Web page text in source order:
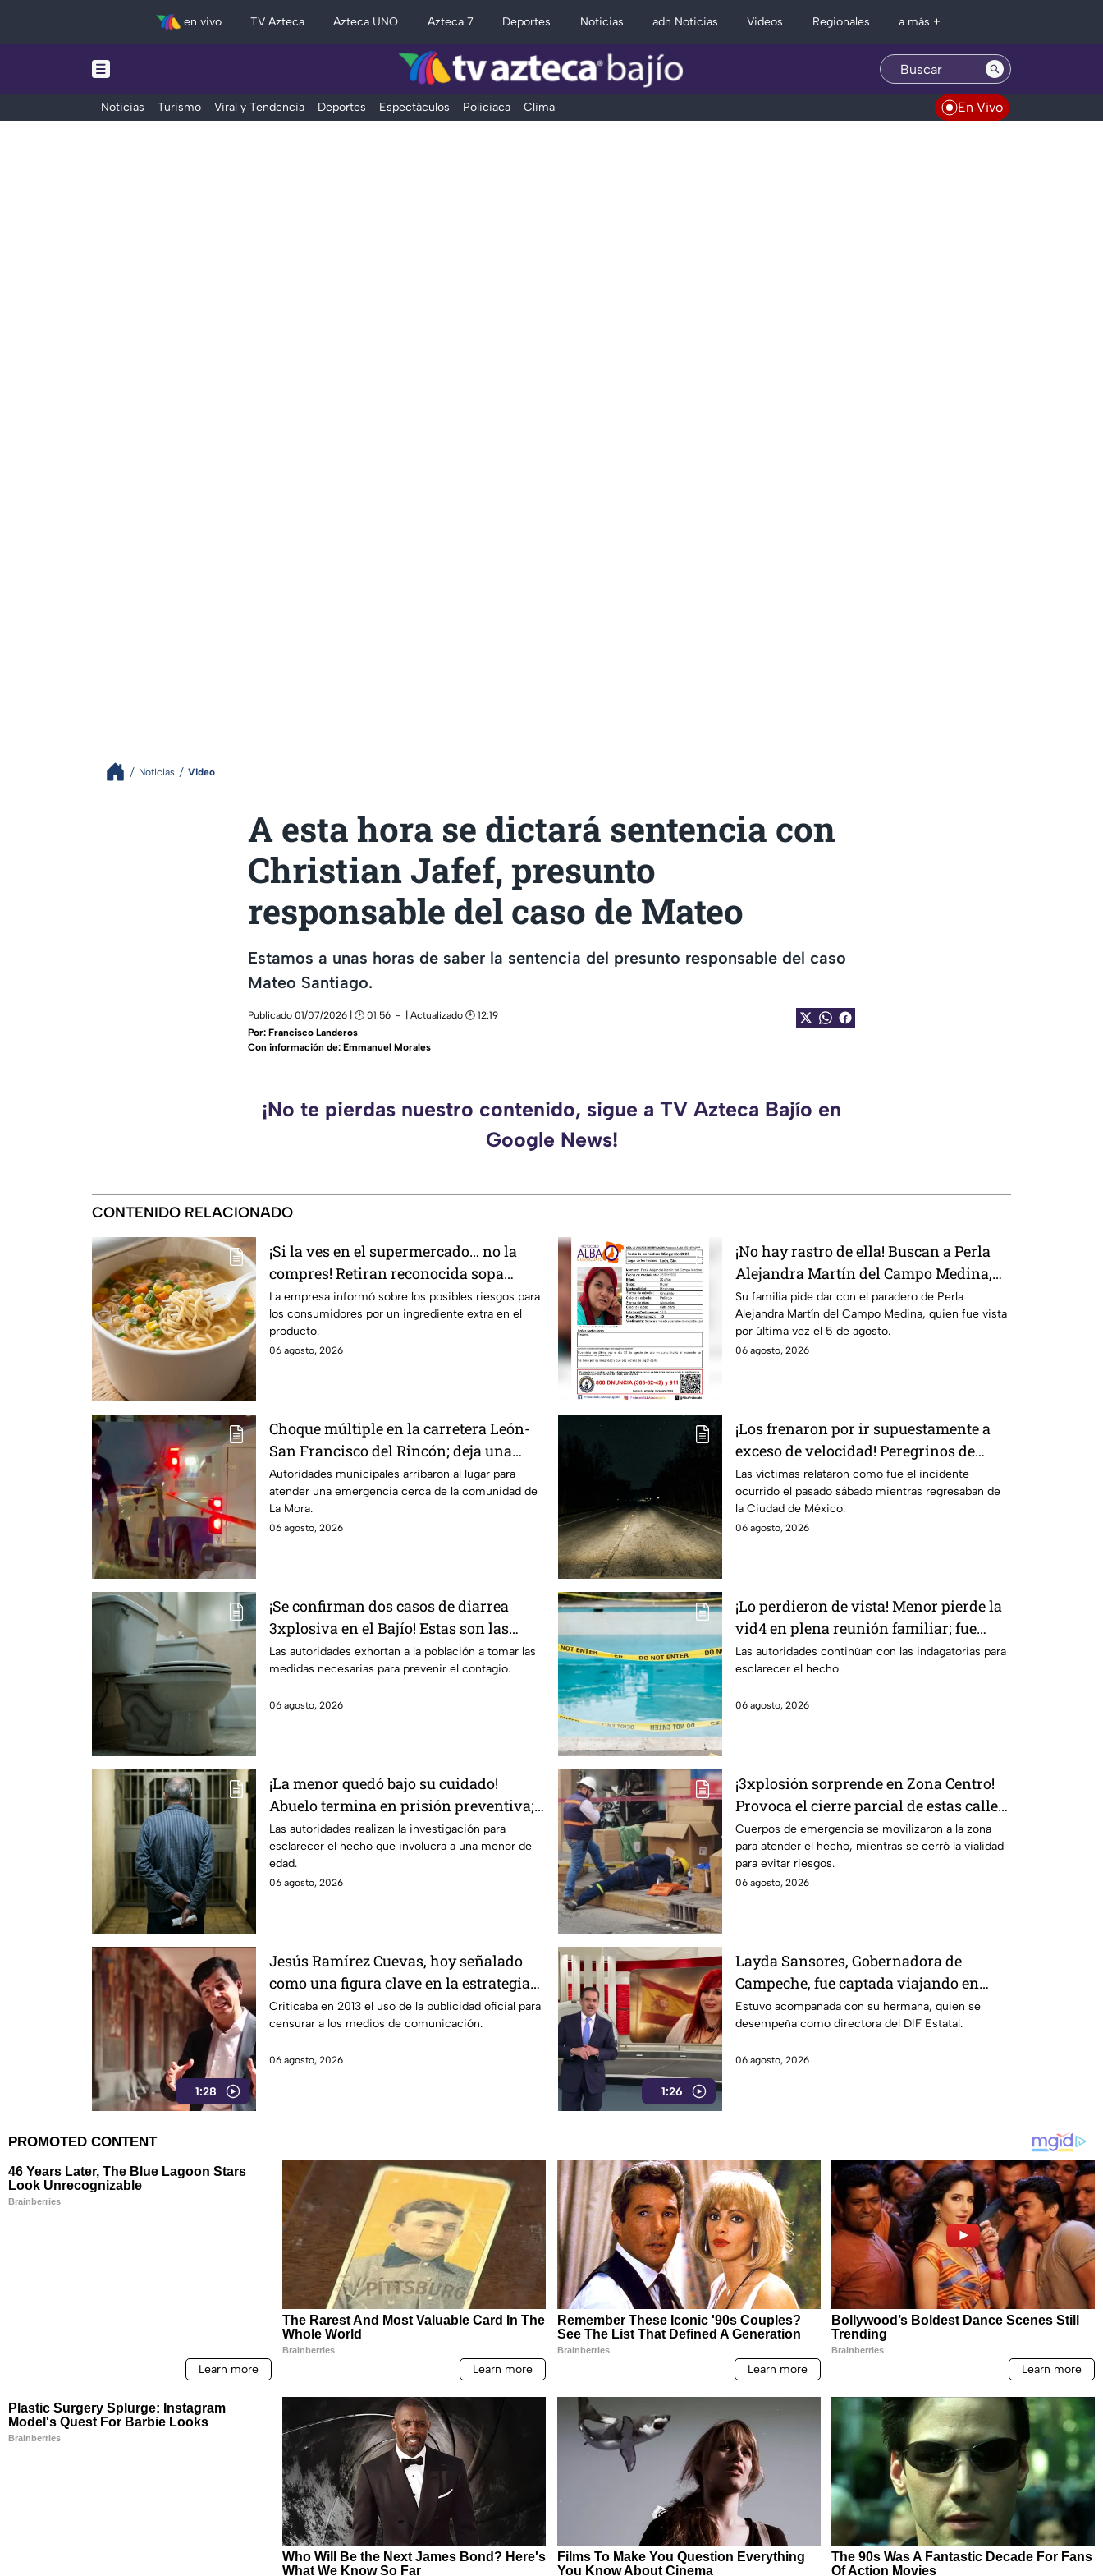
en vivo TV Azteca Azteca UNO Azteca 7 Deportes Noticias adn Noticias Videos Regionales a más +
Noticias Turismo Viral y Tendencia Deportes Espectáculos Policiaca Clima En Vivo
Noticias Video
A esta hora se dictará sentencia con
Christian Jafef, presunto
responsable del caso de Mateo
Estamos a unas horas de saber la sentencia del presunto responsable del caso
Mateo Santiago.
Publicado 01/07/2026 | 🕑 01:56
| Actualizado 🕑 12:19
Por: Francisco Landeros
Con información de: Emmanuel Morales
¡No te pierdas nuestro contenido, sigue a TV Azteca Bajío en
Google News!
CONTENIDO RELACIONADO
¡Si la ves en el supermercado… no la
compres! Retiran reconocida sopa
instantánea por riesgo en uno de sus
ingredientes
La empresa informó sobre los posibles riesgos para
los consumidores por un ingrediente extra en el
producto.
06 agosto, 2026
¡No hay rastro de ella! Buscan a Perla
Alejandra Martín del Campo Medina,
desaparecida en Guanajuato
Su familia pide dar con el paradero de Perla
Alejandra Martín del Campo Medina, quien fue vista
por última vez el 5 de agosto.
06 agosto, 2026
Choque múltiple en la carretera León-
San Francisco del Rincón; deja una
persona sin vid4
Autoridades municipales arribaron al lugar para
atender una emergencia cerca de la comunidad de
La Mora.
06 agosto, 2026
¡Los frenaron por ir supuestamente a
exceso de velocidad! Peregrinos de
Nuevo Laredo relatan cómo fueron
asaltados en Irapuato
Las víctimas relataron como fue el incidente
ocurrido el pasado sábado mientras regresaban de
la Ciudad de México.
06 agosto, 2026
¡Se confirman dos casos de diarrea
3xplosiva en el Bajío! Estas son las
medidas para evitar el contagio
Las autoridades exhortan a la población a tomar las
medidas necesarias para prevenir el contagio.
06 agosto, 2026
¡Lo perdieron de vista! Menor pierde la
vid4 en plena reunión familiar; fue
localizado en la alberca
Las autoridades continúan con las indagatorias para
esclarecer el hecho.
06 agosto, 2026
¡La menor quedó bajo su cuidado!
Abuelo termina en prisión preventiva;
¿qué sucedió?
Las autoridades realizan la investigación para
esclarecer el hecho que involucra a una menor de
edad.
06 agosto, 2026
¡3xplosión sorprende en Zona Centro!
Provoca el cierre parcial de estas calles
de León
Cuerpos de emergencia se movilizaron a la zona
para atender el hecho, mientras se cerró la vialidad
para evitar riesgos.
06 agosto, 2026
1:28
Jesús Ramírez Cuevas, hoy señalado
como una figura clave en la estrategia
de censura del gobierno
Criticaba en 2013 el uso de la publicidad oficial para
censurar a los medios de comunicación.
06 agosto, 2026
1:26
Layda Sansores, Gobernadora de
Campeche, fue captada viajando en
primera clase rumbo a Madrid
Estuvo acompañada con su hermana, quien se
desempeña como directora del DIF Estatal.
06 agosto, 2026